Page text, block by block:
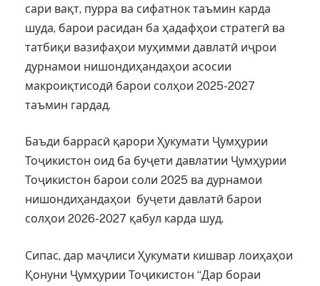
сари вақт, пурра ва сифатнок таъмин карда
шуда, барои расидан ба ҳадафҳои стратегӣ ва
татбиқи вазифаҳои муҳимми давлатӣ иҷрои
дурнамои нишондиҳандаҳои асосии
макроиқтисодӣ барои солҳои 2025-2027
таъмин гардад.
Баъди баррасӣ қарори Ҳукумати Ҷумҳурии
Тоҷикистон оид ба буҷети давлатии Ҷумҳурии
Тоҷикистон барои соли 2025 ва дурнамои
нишондиҳандаҳои буҷети давлатӣ барои
солҳои 2026-2027 қабул карда шуд.
Сипас, дар маҷлиси Ҳукумати кишвар лоиҳаҳои
Қонуни Ҷумҳурии Тоҷикистон “Дар бораи